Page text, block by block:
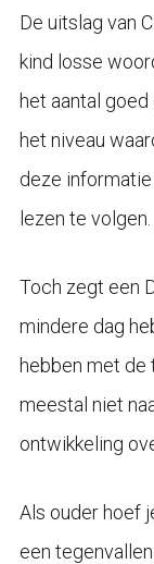
De uitslag van
kind losse
het aantal
het niveau
deze
lezen te volgen.
Toch zegt een
mindere dag
hebben met de
meestal niet
ontwikkeling
Als ouder hoef
een